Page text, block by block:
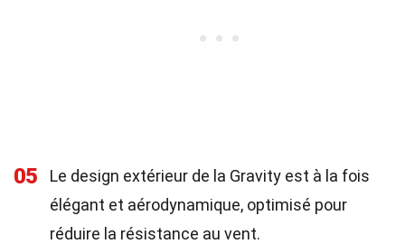
05
Le design extérieur de la Gravity est à la fois
élégant et aérodynamique, optimisé pour
réduire la résistance au vent.